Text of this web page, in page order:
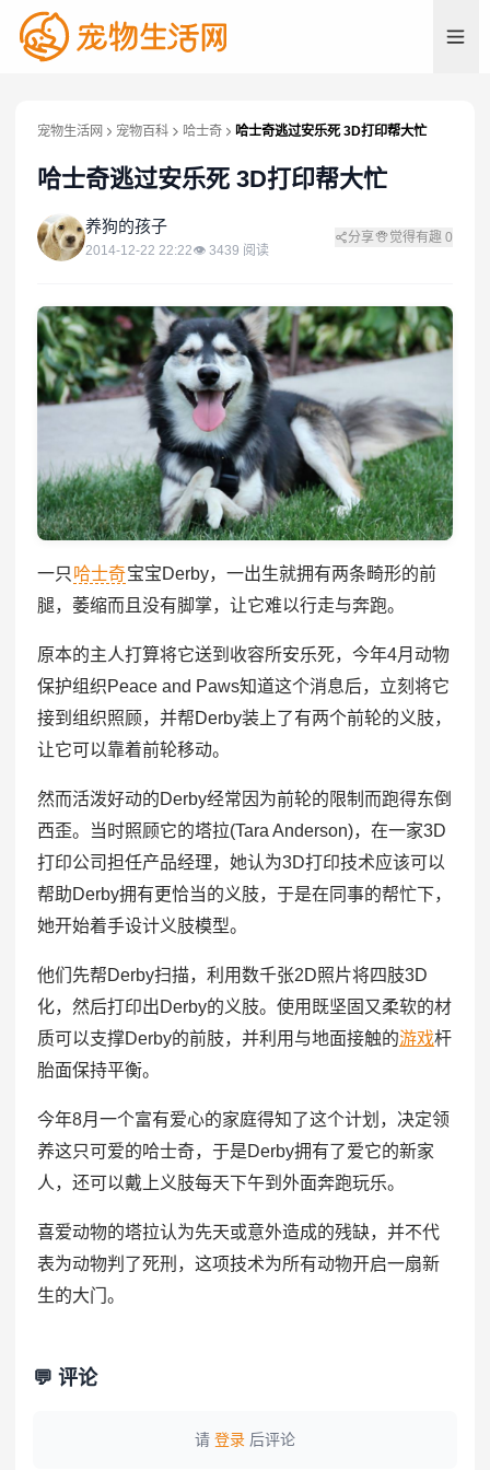
宠物生活网 宠物百科 哈士奇 哈士奇逃过安乐死 3D打印帮大忙
哈士奇逃过安乐死 3D打印帮大忙
养 养狗的孩子
2014-12-22 22:22👁 3439 阅读
分享 觉得有趣 0
一只 哈士奇宝宝Derby，一出生就拥有两条畸形的前
腿，萎缩而且没有脚掌，让它难以行走与奔跑。
原本的主人打算将它送到收容所安乐死，今年4月动物
保护组织Peace and Paws知道这个消息后，立刻将它
接到组织照顾，并帮Derby装上了有两个前轮的义肢，
让它可以靠着前轮移动。
然而活泼好动的Derby经常因为前轮的限制而跑得东倒
西歪。当时照顾它的塔拉(Tara Anderson)，在一家3D
打印公司担任产品经理，她认为3D打印技术应该可以
帮助Derby拥有更恰当的义肢，于是在同事的帮忙下，
她开始着手设计义肢模型。
他们先帮Derby扫描，利用数千张2D照片将四肢3D
化，然后打印出Derby的义肢。使用既坚固又柔软的材
质可以支撑Derby的前肢，并利用与地面接触的游戏杆
胎面保持平衡。
今年8月一个富有爱心的家庭得知了这个计划，决定领
养这只可爱的哈士奇，于是Derby拥有了爱它的新家
人，还可以戴上义肢每天下午到外面奔跑玩乐。
喜爱动物的塔拉认为先天或意外造成的残缺，并不代
表为动物判了死刑，这项技术为所有动物开启一扇新
生的大门。
💬 评论
请 登录 后评论